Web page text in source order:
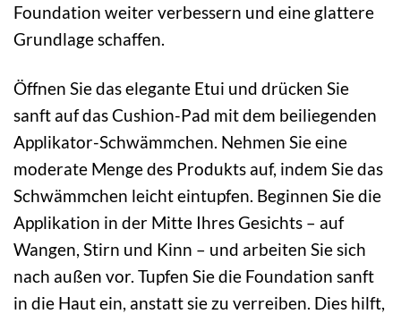
Foundation weiter verbessern und eine glattere
Grundlage schaffen.
Öffnen Sie das elegante Etui und drücken Sie
sanft auf das Cushion-Pad mit dem beiliegenden
Applikator-Schwämmchen. Nehmen Sie eine
moderate Menge des Produkts auf, indem Sie das
Schwämmchen leicht eintupfen. Beginnen Sie die
Applikation in der Mitte Ihres Gesichts – auf
Wangen, Stirn und Kinn – und arbeiten Sie sich
nach außen vor. Tupfen Sie die Foundation sanft
in die Haut ein, anstatt sie zu verreiben. Dies hilft,